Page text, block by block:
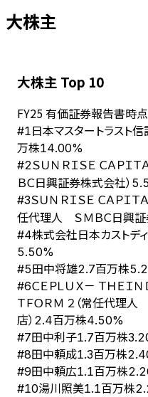
大株主
大株主 Top 10
FY25 有価証券報告書時点
#1日本マスタートラスト
万株14.00%
#2ＳＵＮＲＩＳＥ ＣＡＰＩ
ＢＣ日興証券株式会社）
#3ＳＵＮＲＩＳＥ ＣＡＰＩＴ
任代理人 ＳＭＢＣ日興証
#4株式会社日本カストディ
5.50%
#5田中将雄2.7百万株
#6ＣＥＰＬＵＸ－ ＴＨＥＩ
ＴＦＯＲＭ ２（常任代理人
店） 2.4百万株4.50%
#7田中利子1.7百万株
#8田中頼成1.3百万株
#9田中頼広1.1百万株
#10湯川照美1.1百万株